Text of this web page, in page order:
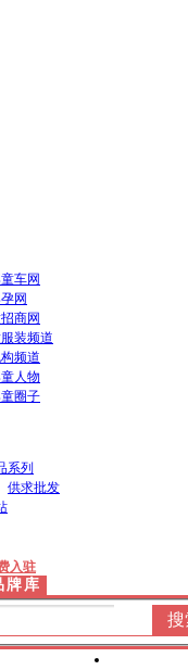
车网
网
商网
装频道
频道
人物
圈子
系列
供求批发
入驻
牌库
搜